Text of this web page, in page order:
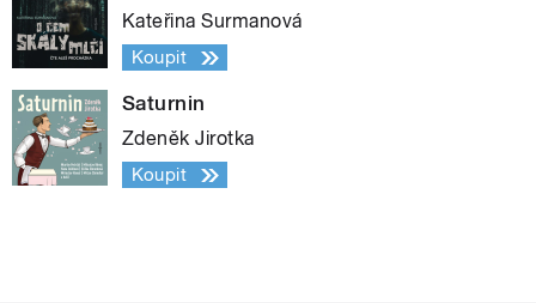
Kateřina Surmanová
Koupit
Saturnin
Zdeněk Jirotka
Koupit